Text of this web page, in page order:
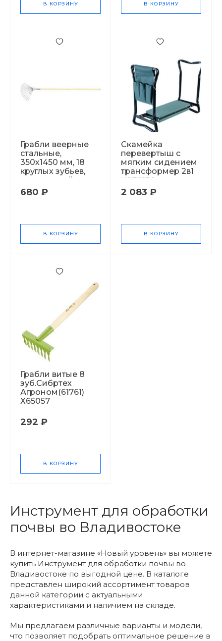
В КОРЗИНУ В КОРЗИНУ
Грабли веерные
стальные,
350х1450 мм, 18
круглых зубьев,
деревянный
черенок, Сибртех
(61781) Х11609
680 ₽
В КОРЗИНУ
Скамейка
перевертыш с
мягким сидением
трансформер 2в1
Х878156
2 083 ₽
В КОРЗИНУ
Грабли витые 8
зуб.Сибртех
Агроном(61761)
Х65057
292 ₽
В КОРЗИНУ
Инструмент для обработки
почвы во Владивостоке
В интернет-магазине «Новый уровень» вы можете
купить Инструмент для обработки почвы во
Владивостоке по выгодной цене. В каталоге
представлен широкий ассортимент товаров
данной категории с актуальными
характеристиками и наличием на складе.
Мы предлагаем различные варианты и модели,
что позволяет подобрать оптимальное решение в